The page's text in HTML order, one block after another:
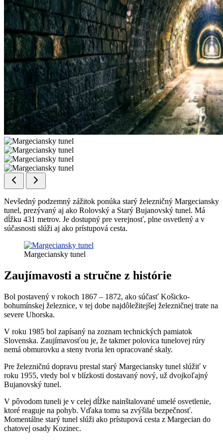
Nevšedný podzemný zážitok ponúka starý železničný Margeciansky
tunel, prezývaný aj ako Rolovský a Starý Bujanovský tunel. Má
dĺžku 431 metrov. Je dostupný pre verejnosť, plne osvetlený a v
súčasnosti slúži aj ako prístupová cesta.
Margeciansky tunel
Zaujímavosti a stručne z histórie
Bol postavený v rokoch 1867 – 1872, ako súčasť Košicko-
bohumínskej železnice, v tej dobe najdôležitejšej železničnej trate na
severe Uhorska.
V roku 1985 bol zapísaný na zoznam technických pamiatok
Slovenska. Zaujímavosťou je, že takmer polovica tunelovej rúry
nemá obmurovku a steny tvoria len opracované skaly.
Pre železničnú dopravu prestal starý Margeciansky tunel slúžiť v
roku 1955, vtedy bol v blízkosti dostavaný nový, už dvojkoľajný
Bujanovský tunel.
V pôvodom tuneli je v celej dĺžke nainštalované umelé osvetlenie,
ktoré reaguje na pohyb. Vďaka tomu sa zvýšila bezpečnosť.
Momentálne starý tunel slúži ako prístupová cesta z Margecian do
chatovej osady Kozinec.